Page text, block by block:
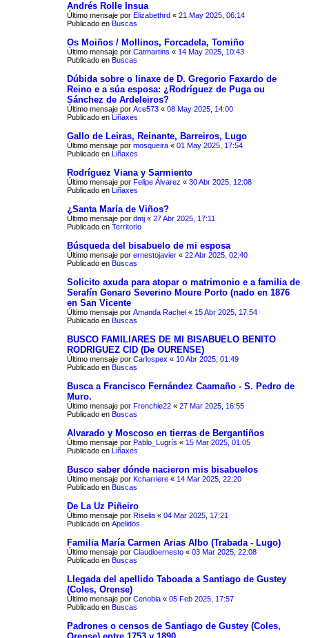
Andrés Rolle Insua
Último mensaje por Elizabethrd « 21 May 2025, 06:14
Publicado en Buscas
Os Moiños / Mollinos, Forcadela, Tomiño
Último mensaje por Catmartins « 14 May 2025, 10:43
Publicado en Buscas
Dúbida sobre o linaxe de D. Gregorio Faxardo de
Reino e a súa esposa: ¿Rodríguez de Puga ou
Sánchez de Ardeleiros?
Último mensaje por Ace573 « 08 May 2025, 14:00
Publicado en
Liñaxes
Gallo de Leiras, Reinante, Barreiros, Lugo
Último mensaje por mosqueira « 01 May 2025, 17:54
Publicado en
Liñaxes
Rodríguez Viana y Sarmiento
Último mensaje por Felipe Álvarez « 30 Abr 2025, 12:08
Publicado en
Liñaxes
¿Santa María de Viños?
Último mensaje por dmj « 27 Abr 2025, 17:11
Publicado en Territorio
Búsqueda del bisabuelo de mi esposa
Último mensaje por ernestojavier « 22 Abr 2025, 02:40
Publicado en Buscas
Solicito axuda para atopar o matrimonio e a familia de
Serafín Genaro Severino Moure Porto (nado en 1876
en San Vicente
Último mensaje por Amanda Rachel « 15 Abr 2025, 17:54
Publicado en Buscas
BUSCO FAMILIARES DE MI BISABUELO BENITO
RODRIGUEZ CID (De OURENSE)
Último mensaje por Carlospex « 10 Abr 2025, 01:49
Publicado en Buscas
Busca a Francisco Fernández Caamaño - S. Pedro de
Muro.
Último mensaje por Frenchie22 « 27 Mar 2025, 16:55
Publicado en Buscas
Alvarado y Moscoso en tierras de Bergantiños
Último mensaje por Pablo_Lugrís « 15 Mar 2025, 01:05
Publicado en
Liñaxes
Busco saber dónde nacieron mis bisabuelos
Último mensaje por Kcharriere « 14 Mar 2025, 22:20
Publicado en Buscas
De La Uz Piñeiro
Último mensaje por Riselia « 04 Mar 2025, 17:21
Publicado en Apelidos
Familia María Carmen Arias Albo (Trabada - Lugo)
Último mensaje por Claudioernesto « 03 Mar 2025, 22:08
Publicado en Buscas
Llegada del apellido Taboada a Santiago de Gustey
(Coles, Orense)
Último mensaje por Cenobia « 05 Feb 2025, 17:57
Publicado en Buscas
Padrones o censos de Santiago de Gustey (Coles,